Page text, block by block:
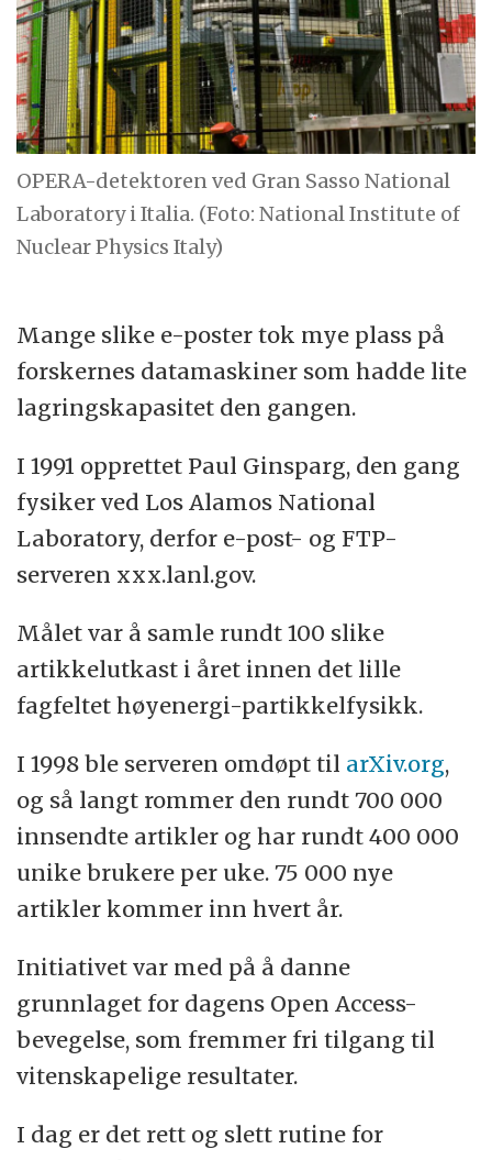
OPERA-detektoren ved Gran Sasso National
Laboratory i Italia. (Foto: National Institute of
Nuclear Physics Italy)
Mange slike e-poster tok mye plass på
forskernes datamaskiner som hadde lite
lagringskapasitet den gangen.
I 1991 opprettet Paul Ginsparg, den gang
fysiker ved Los Alamos National
Laboratory, derfor e-post- og FTP-
serveren xxx.lanl.gov.
Målet var å samle rundt 100 slike
artikkelutkast i året innen det lille
fagfeltet høyenergi-partikkelfysikk.
I 1998 ble serveren omdøpt til arXiv.org,
og så langt rommer den rundt 700 000
innsendte artikler og har rundt 400 000
unike brukere per uke. 75 000 nye
artikler kommer inn hvert år.
Initiativet var med på å danne
grunnlaget for dagens Open Access-
bevegelse, som fremmer fri tilgang til
vitenskapelige resultater.
I dag er det rett og slett rutine for